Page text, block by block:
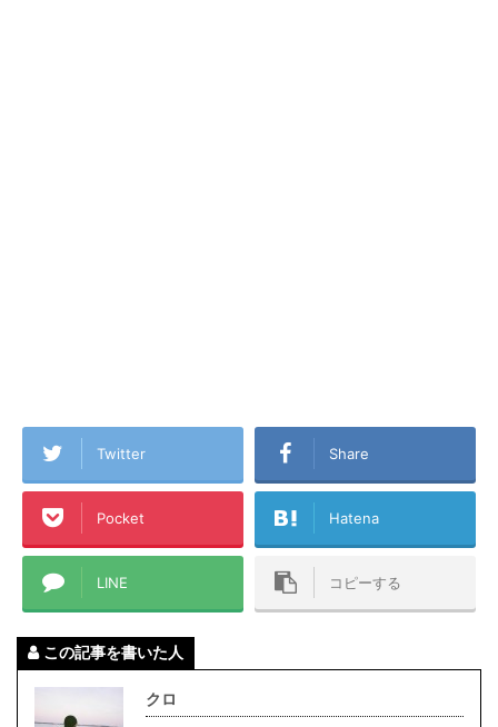
Twitter Share
Pocket Hatena
LINE コピーする
この記事を書いた人
クロ